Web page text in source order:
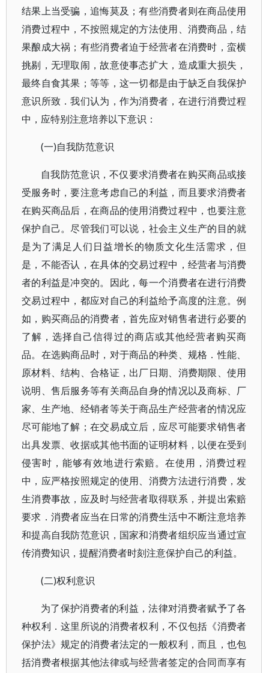
结果上当受骗，追悔莫及；有些消费者则在商品使用
消费过程中，不按照规定的方法使用、消费商品，结
果酿成大祸；有些消费者迫于经营者在消费时，蛮横
挑剔，无理取闹，故意使事态扩大，造成重大损失，
最终自食其果；等等，这一切都是由于缺乏自我保护
意识所致．我们认为，作为消费者，在进行消费过程
中，应特别注意培养以下意识：
(一)自我防范意识
自我防范意识，不仅要求消费者在购买商品或接
受服务时，要注意考虑自己的利益，而且要求消费者
在购买商品后，在商品的使用消费过程中，也要注意
保护自己。尽管我们可以说，社会主义生产的目的就
是为了满足人们日益增长的物质文化生活需求，但
是，不能否认，在具体的交易过程中，经营者与消费
者的利益是冲突的。因此，每一个消费者在进行消费
交易过程中，都应对自己的利益给予高度的注意。例
如，购买商品的消费者，首先应对销售者进行必要的
了解，选择自己信得过的商店或其他经营者购买商
品。在选购商品时，对于商品的种类、规格．性能、
原材料、结构、合格证，出厂日期、消费期限、使用
说明、售后服务等有关商品自身的情况以及商标、厂
家、生产地、经销者等关于商品生产经营者的情况应
尽可能地了解；在交易成立后，应尽可能要求销售者
出具发票、收据或其他书面的证明材料，以便在受到
侵害时，能够有效地进行索赔。在使用，消费过程
中，应严格按照规定的使用、消费方法进行消费，发
生消费事故，应及时与经营者取得联系，并提出索赔
要求．消费者应当在日常的消费生活中不断注意培养
和提高自我防范意识，国家和消费者组织应当通过宣
传消费知识，提醒消费者时刻注意保护自己的利益。
(二)权利意识
为了保护消费者的利益，法律对消费者赋予了各
种权利．这里所说的消费者权利，不仅包括《消费者
保护法》规定的消费者法定的一般权利，而且，也包
括消费者根据其他法律或与经营者签定的合同而享有